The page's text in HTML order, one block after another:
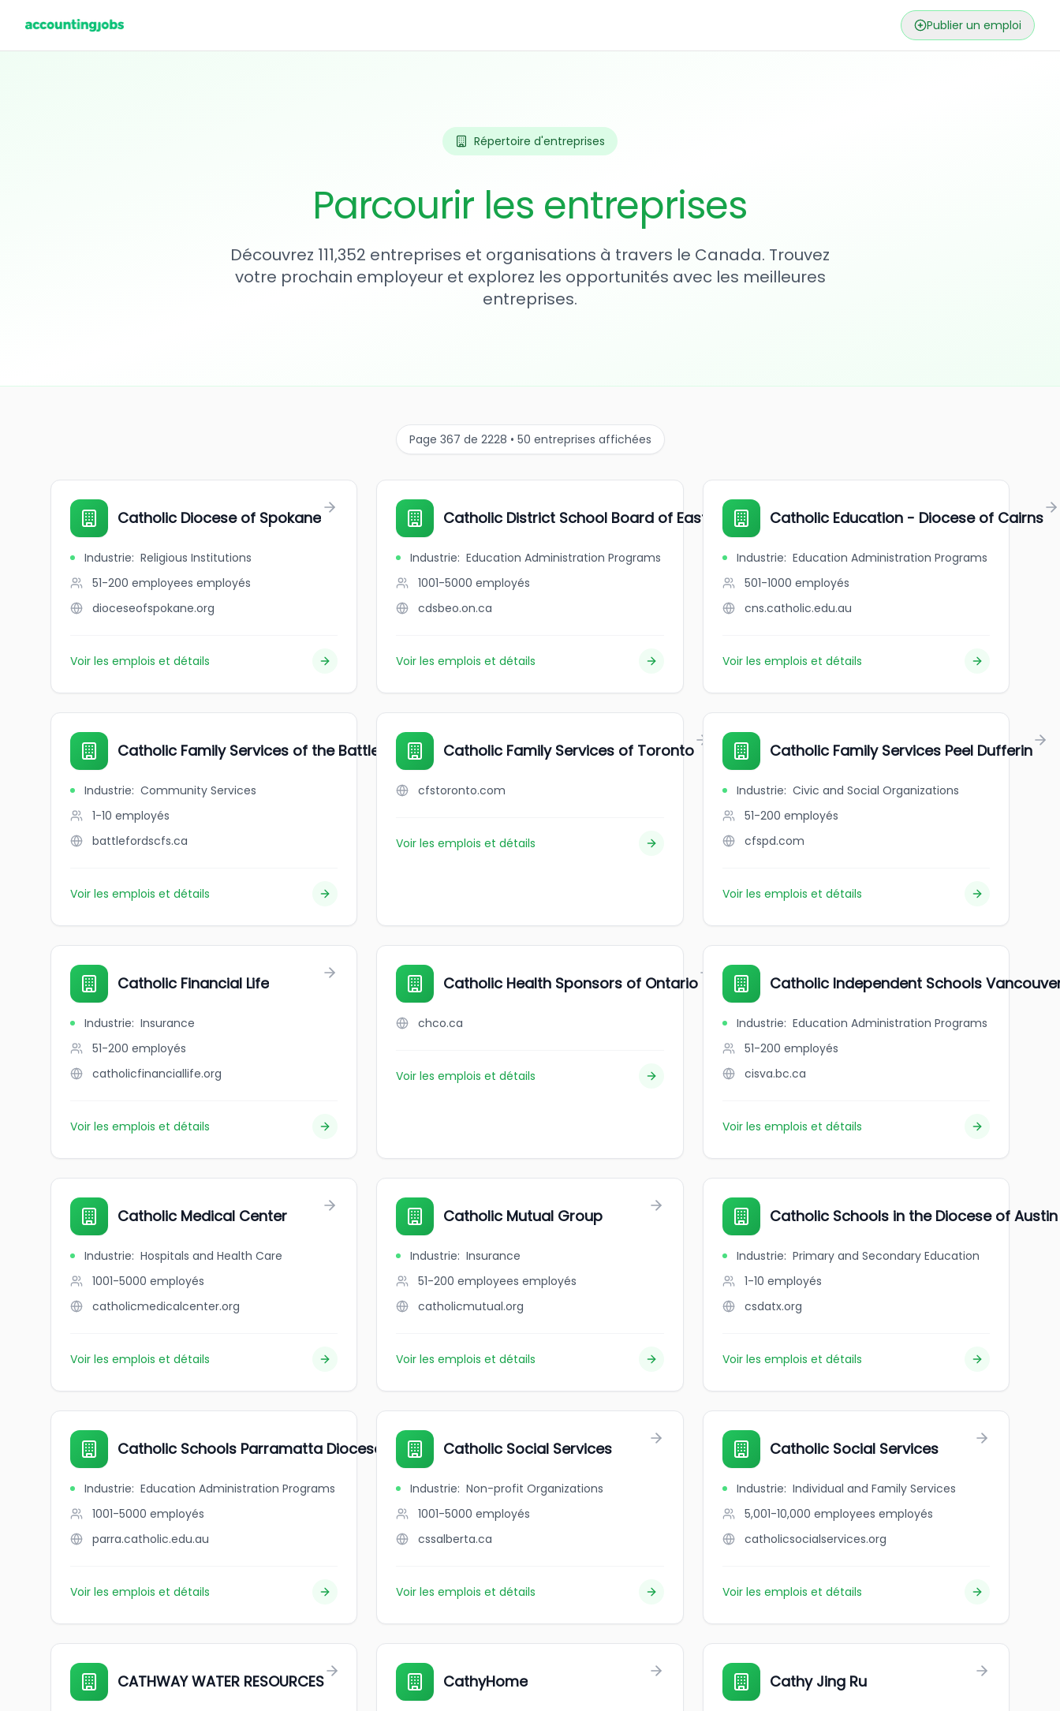
Publier un emploi
Répertoire d'entreprises
Parcourir les entreprises
Découvrez 111,352 entreprises et organisations à travers le Canada. Trouvez
votre prochain employeur et explorez les opportunités avec les meilleures
entreprises.
Page 367 de 2228 • 50 entreprises affichées
Catholic Diocese of Spokane
Industrie: Religious Institutions
51-200 employees employés
dioceseofspokane.org
Voir les emplois et détails
Catholic District School Board of Eastern Ontario
Industrie: Education Administration Programs
1001-5000 employés
cdsbeo.on.ca
Voir les emplois et détails
Catholic Education - Diocese of Cairns
Industrie: Education Administration Programs
501-1000 employés
cns.catholic.edu.au
Voir les emplois et détails
Catholic Family Services of the Battlefords
Industrie: Community Services
1-10 employés
battlefordscfs.ca
Voir les emplois et détails
Catholic Family Services of Toronto
cfstoronto.com
Voir les emplois et détails
Catholic Family Services Peel Dufferin
Industrie: Civic and Social Organizations
51-200 employés
cfspd.com
Voir les emplois et détails
Catholic Financial Life
Industrie: Insurance
51-200 employés
catholicfinanciallife.org
Voir les emplois et détails
Catholic Health Sponsors of Ontario
chco.ca
Voir les emplois et détails
Catholic Independent Schools
Industrie: Education Administration Programs
51-200 employés
cisva.bc.ca
Voir les emplois et détails
Catholic Medical Center
Industrie: Hospitals and Health Care
1001-5000 employés
catholicmedicalcenter.org
Voir les emplois et détails
Catholic Mutual Group
Industrie: Insurance
51-200 employees employés
catholicmutual.org
Voir les emplois et détails
Catholic Schools in the Diocese of Austin
Industrie: Primary and Secondary Education
1-10 employés
csdatx.org
Voir les emplois et détails
Catholic Schools Parramatta Diocese
Industrie: Education Administration Programs
1001-5000 employés
parra.catholic.edu.au
Voir les emplois et détails
Catholic Social Services
Industrie: Non-profit Organizations
1001-5000 employés
cssalberta.ca
Voir les emplois et détails
Catholic Social Services
Industrie: Individual and Family Services
5,001-10,000 employees employés
catholicsocialservices.org
Voir les emplois et détails
CATHWAY WATER RESOURCES CathyHome Cathy Jing Ru